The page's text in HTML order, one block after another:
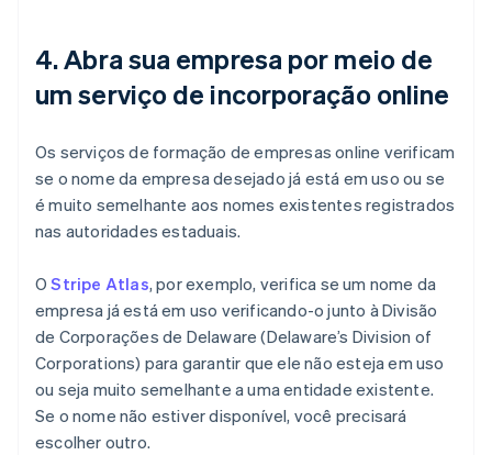
4. Abra sua empresa por meio de
um serviço de incorporação online
Os serviços de formação de empresas online verificam
se o nome da empresa desejado já está em uso ou se
é muito semelhante aos nomes existentes registrados
nas autoridades estaduais.
OStripe Atlas, por exemplo, verifica se um nome da
empresa já está em uso verificando-o junto à Divisão
de Corporações de Delaware (Delaware’s Division of
Corporations) para garantir que ele não esteja em uso
ou seja muito semelhante a uma entidade existente.
Se o nome não estiver disponível, você precisará
escolher outro.